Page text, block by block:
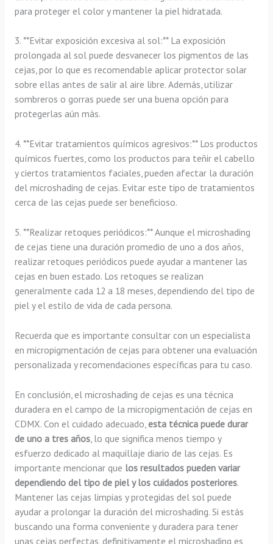
para proteger el color y mantener la piel hidratada.
3. **Evitar exposición excesiva al sol:** La exposición
prolongada al sol puede desvanecer los pigmentos de las
cejas, por lo que es recomendable aplicar protector solar
sobre ellas antes de salir al aire libre. Además, utilizar
sombreros o gorras puede ser una buena opción para
protegerlas aún más.
4. **Evitar tratamientos químicos agresivos:** Los productos
químicos fuertes, como los productos para teñir el cabello
y ciertos tratamientos faciales, pueden afectar la duración
del microshading de cejas. Evitar este tipo de tratamientos
cerca de las cejas puede ser beneficioso.
5. **Realizar retoques periódicos:** Aunque el microshading
de cejas tiene una duración promedio de uno a dos años,
realizar retoques periódicos puede ayudar a mantener las
cejas en buen estado. Los retoques se realizan
generalmente cada 12 a 18 meses, dependiendo del tipo de
piel y el estilo de vida de cada persona.
Recuerda que es importante consultar con un especialista
en micropigmentación de cejas para obtener una evaluación
personalizada y recomendaciones específicas para tu caso.
En conclusión, el microshading de cejas es una técnica
duradera en el campo de la micropigmentación de cejas en
CDMX. Con el cuidado adecuado, esta técnica puede durar
de uno a tres años, lo que significa menos tiempo y
esfuerzo dedicado al maquillaje diario de las cejas. Es
importante mencionar que los resultados pueden variar
dependiendo del tipo de piel y los cuidados posteriores.
Mantener las cejas limpias y protegidas del sol puede
ayudar a prolongar la duración del microshading. Si estás
buscando una forma conveniente y duradera para tener
unas cejas perfectas, definitivamente el microshading es